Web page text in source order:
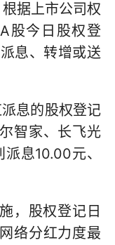
据上市公司权
股今日股权登
息、转增或送
息的股权登记
智家、长飞光
息10.00元、
，股权登记日
络分红力度最